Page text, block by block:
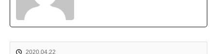
2020.04.22